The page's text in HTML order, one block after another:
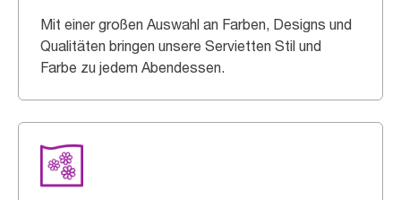
Mit einer großen Auswahl an Farben, Designs und
Qualitäten bringen unsere Servietten Stil und
Farbe zu jedem Abendessen.